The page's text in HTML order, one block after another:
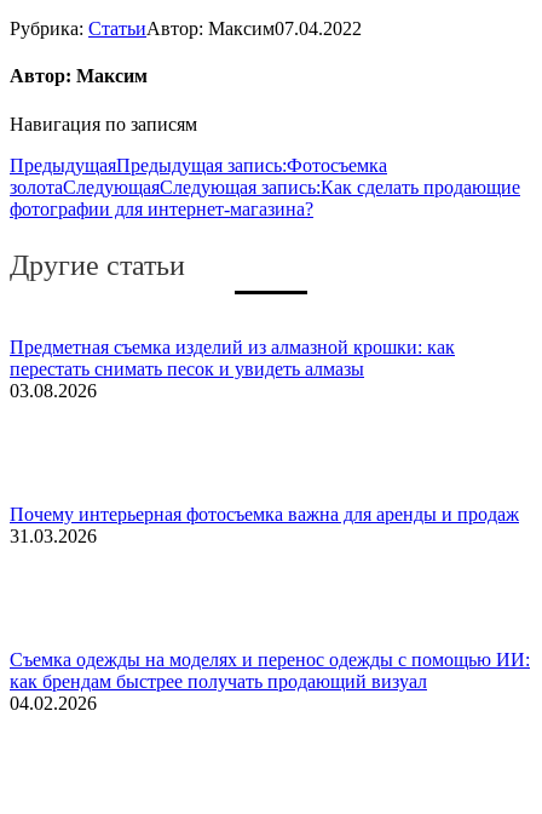
Рубрика: СтатьиАвтор: Максим07.04.2022
Автор: Максим
Навигация по записям
ПредыдущаяПредыдущая запись:Фотосъемка
золотаСледующаяСледующая запись:Как сделать продающие
фотографии для интернет-магазина?
Другие статьи
Предметная съемка изделий из алмазной крошки: как
перестать снимать песок и увидеть алмазы
03.08.2026
Почему интерьерная фотосъемка важна для аренды и продаж
31.03.2026
Съемка одежды на моделях и перенос одежды с помощью ИИ:
как брендам быстрее получать продающий визуал
04.02.2026